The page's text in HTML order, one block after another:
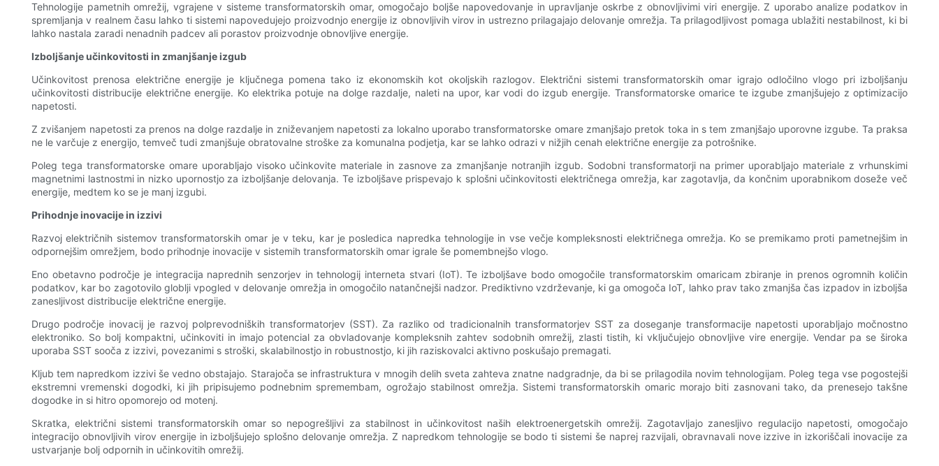
Tehnologije pametnih omrežij, vgrajene v sisteme transformatorskih omar, omogočajo boljše napovedovanje in upravljanje oskrbe z obnovljivimi viri energije. Z uporabo analize podatkov in
spremljanja v realnem času lahko ti sistemi napovedujejo proizvodnjo energije iz obnovljivih virov in ustrezno prilagajajo delovanje omrežja. Ta prilagodljivost pomaga ublažiti nestabilnost, ki bi
lahko nastala zaradi nenadnih padcev ali porastov proizvodnje obnovljive energije.
Izboljšanje učinkovitosti in zmanjšanje izgub
Učinkovitost prenosa električne energije je ključnega pomena tako iz ekonomskih kot okoljskih razlogov. Električni sistemi transformatorskih omar igrajo odločilno vlogo pri izboljšanju
učinkovitosti distribucije električne energije. Ko elektrika potuje na dolge razdalje, naleti na upor, kar vodi do izgub energije. Transformatorske omarice te izgube zmanjšujejo z optimizacijo
napetosti.
Z zvišanjem napetosti za prenos na dolge razdalje in zniževanjem napetosti za lokalno uporabo transformatorske omare zmanjšajo pretok toka in s tem zmanjšajo uporovne izgube. Ta praksa
ne le varčuje z energijo, temveč tudi zmanjšuje obratovalne stroške za komunalna podjetja, kar se lahko odrazi v nižjih cenah električne energije za potrošnike.
Poleg tega transformatorske omare uporabljajo visoko učinkovite materiale in zasnove za zmanjšanje notranjih izgub. Sodobni transformatorji na primer uporabljajo materiale z vrhunskimi
magnetnimi lastnostmi in nizko upornostjo za izboljšanje delovanja. Te izboljšave prispevajo k splošni učinkovitosti električnega omrežja, kar zagotavlja, da končnim uporabnikom doseže več
energije, medtem ko se je manj izgubi.
Prihodnje inovacije in izzivi
Razvoj električnih sistemov transformatorskih omar je v teku, kar je posledica napredka tehnologije in vse večje kompleksnosti električnega omrežja. Ko se premikamo proti pametnejšim in
odpornejšim omrežjem, bodo prihodnje inovacije v sistemih transformatorskih omar igrale še pomembnejšo vlogo.
Eno obetavno področje je integracija naprednih senzorjev in tehnologij interneta stvari (IoT). Te izboljšave bodo omogočile transformatorskim omaricam zbiranje in prenos ogromnih količin
podatkov, kar bo zagotovilo globlji vpogled v delovanje omrežja in omogočilo natančnejši nadzor. Prediktivno vzdrževanje, ki ga omogoča IoT, lahko prav tako zmanjša čas izpadov in izboljša
zanesljivost distribucije električne energije.
Drugo področje inovacij je razvoj polprevodniških transformatorjev (SST). Za razliko od tradicionalnih transformatorjev SST za doseganje transformacije napetosti uporabljajo močnostno
elektroniko. So bolj kompaktni, učinkoviti in imajo potencial za obvladovanje kompleksnih zahtev sodobnih omrežij, zlasti tistih, ki vključujejo obnovljive vire energije. Vendar pa se široka
uporaba SST sooča z izzivi, povezanimi s stroški, skalabilnostjo in robustnostjo, ki jih raziskovalci aktivno poskušajo premagati.
Kljub tem napredkom izzivi še vedno obstajajo. Starajoča se infrastruktura v mnogih delih sveta zahteva znatne nadgradnje, da bi se prilagodila novim tehnologijam. Poleg tega vse pogostejši
ekstremni vremenski dogodki, ki jih pripisujemo podnebnim spremembam, ogrožajo stabilnost omrežja. Sistemi transformatorskih omaric morajo biti zasnovani tako, da prenesejo takšne
dogodke in si hitro opomorejo od motenj.
Skratka, električni sistemi transformatorskih omar so nepogrešljivi za stabilnost in učinkovitost naših elektroenergetskih omrežij. Zagotavljajo zanesljivo regulacijo napetosti, omogočajo
integracijo obnovljivih virov energije in izboljšujejo splošno delovanje omrežja. Z napredkom tehnologije se bodo ti sistemi še naprej razvijali, obravnavali nove izzive in izkoriščali inovacije za
ustvarjanje bolj odpornih in učinkovitih omrežij.